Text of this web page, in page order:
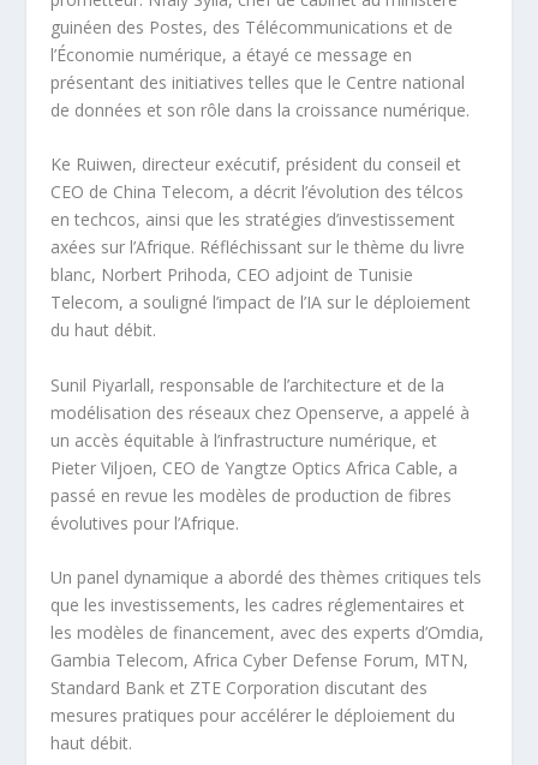
guinéen des Postes, des Télécommunications et de
l’Économie numérique, a étayé ce message en
présentant des initiatives telles que le Centre national
de données et son rôle dans la croissance numérique.
Ke Ruiwen, directeur exécutif, président du conseil et
CEO de China Telecom, a décrit l’évolution des télcos
en techcos, ainsi que les stratégies d’investissement
axées sur l’Afrique. Réfléchissant sur le thème du livre
blanc, Norbert Prihoda, CEO adjoint de Tunisie
Telecom, a souligné l’impact de l’IA sur le déploiement
du haut débit.
Sunil Piyarlall, responsable de l’architecture et de la
modélisation des réseaux chez Openserve, a appelé à
un accès équitable à l’infrastructure numérique, et
Pieter Viljoen, CEO de Yangtze Optics Africa Cable, a
passé en revue les modèles de production de fibres
évolutives pour l’Afrique.
Un panel dynamique a abordé des thèmes critiques tels
que les investissements, les cadres réglementaires et
les modèles de financement, avec des experts d’Omdia,
Gambia Telecom, Africa Cyber Defense Forum, MTN,
Standard Bank et ZTE Corporation discutant des
mesures pratiques pour accélérer le déploiement du
haut débit.